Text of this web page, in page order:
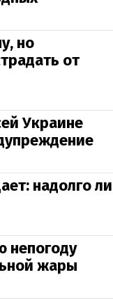
но
от
Украине
надолго ли
непогоду
жары